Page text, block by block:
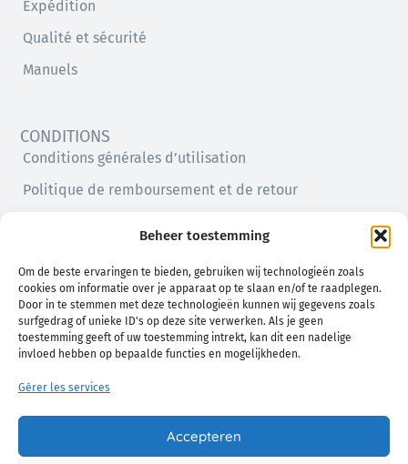
Beheer toestemming
Om de beste ervaringen te bieden, gebruiken wij technologieën zoals
cookies om informatie over je apparaat op te slaan en/of te raadplegen.
Door in te stemmen met deze technologieën kunnen wij gegevens zoals
surfgedrag of unieke ID's op deze site verwerken. Als je geen
toestemming geeft of uw toestemming intrekt, kan dit een nadelige
invloed hebben op bepaalde functies en mogelijkheden.
Gérer les services
Accepteren
Expédition
Qualité et sécurité
Manuels
CONDITIONS
Conditions générales d’utilisation
Politique de remboursement et de retour